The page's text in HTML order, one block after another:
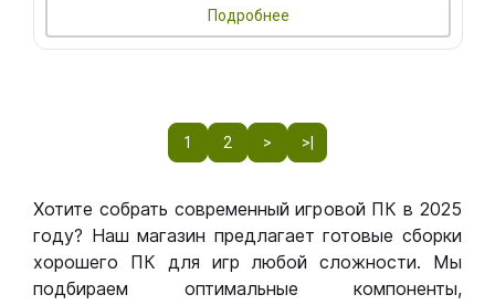
Подробнее
1 2 > >|
Хотите собрать современный игровой ПК в 2025
году? Наш магазин предлагает готовые сборки
хорошего ПК для игр любой сложности. Мы
подбираем оптимальные компоненты,